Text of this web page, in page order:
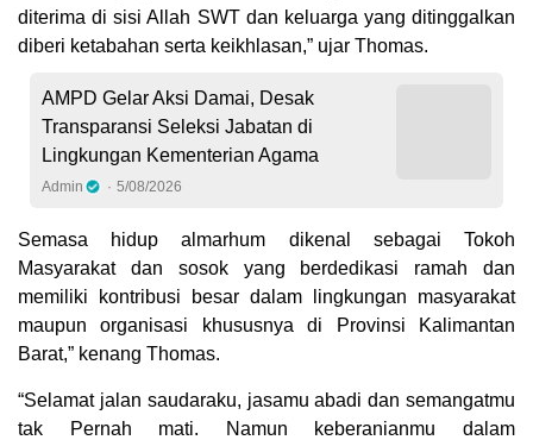
diterima di sisi Allah SWT dan keluarga yang ditinggalkan
diberi ketabahan serta keikhlasan,” ujar Thomas.
AMPD Gelar Aksi Damai, Desak
Transparansi Seleksi Jabatan di
Lingkungan Kementerian Agama
Admin 5/08/2026
Semasa hidup almarhum dikenal sebagai Tokoh
Masyarakat dan sosok yang berdedikasi ramah dan
memiliki kontribusi besar dalam lingkungan masyarakat
maupun organisasi khususnya di Provinsi Kalimantan
Barat,” kenang Thomas.
“Selamat jalan saudaraku, jasamu abadi dan semangatmu
tak Pernah mati. Namun keberanianmu dalam